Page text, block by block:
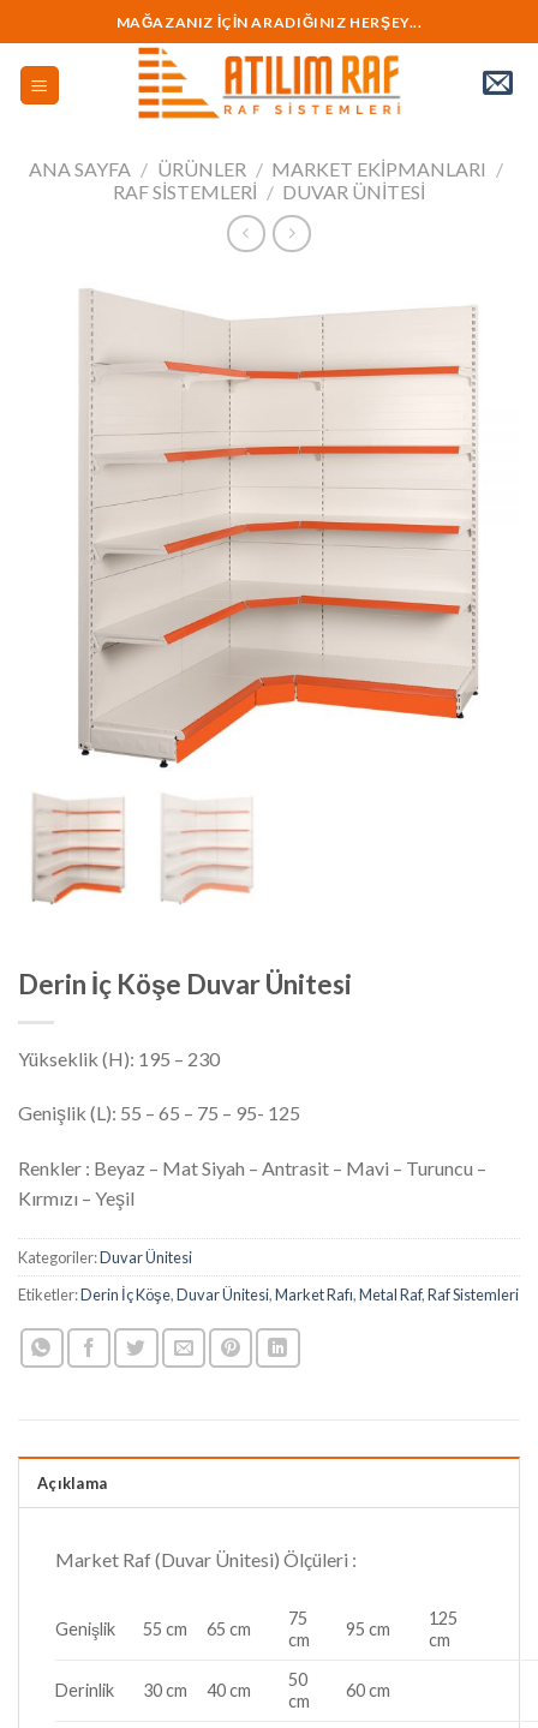
geç
MAĞAZANIZ İÇİN ARADIĞINIZ HERŞEY...
ANA SAYFA / ÜRÜNLER / MARKET EKİPMANLARI /
RAF SISTEMLERI / DUVAR ÜNITESI
Derin İç Köşe Duvar Ünitesi
Yükseklik (H): 195 – 230
Genişlik (L): 55 – 65 – 75 – 95- 125
Renkler : Beyaz – Mat Siyah – Antrasit – Mavi – Turuncu –
Kırmızı – Yeşil
Kategoriler:Duvar Ünitesi
Etiketler:Derin İç Köşe,Duvar Ünitesi,Market Rafı,Metal Raf,Raf Sistemleri
Açıklama
Market Raf (Duvar Ünitesi) Ölçüleri :
Genişlik 55 cm 65 cm
75
cm
95 cm
125
cm
Derinlik 30 cm 40 cm
50
cm
60 cm